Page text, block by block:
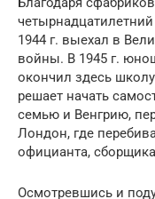
1944 г. выехал в
войны. В 1945 г.
окончил здесь
решает начать
семью и Венгрию,
Лондон, где
официанта,
Осмотревшись и